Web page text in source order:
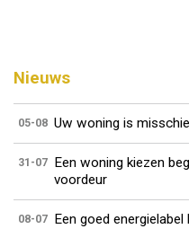
Nieuws
05-08 Uw woning is
31-07 Een woning kiezen
voordeur
08-07 Een goed